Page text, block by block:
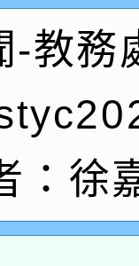
名單
學軟
函釋公
請許可
署委託
理「
(星期六
系列
藝術
-教務
：徐